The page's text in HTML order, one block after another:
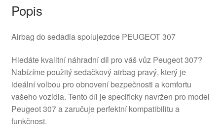
Popis
Airbag do sedadla spolujezdce PEUGEOT 307
Hledáte kvalitní náhradní díl pro váš vůz Peugeot 307?
Nabízíme použitý sedačkový airbag pravý, který je
ideální volbou pro obnovení bezpečnosti a komfortu
vašeho vozidla. Tento díl je specificky navržen pro model
Peugeot 307 a zaručuje perfektní kompatibilitu a
funkčnost.